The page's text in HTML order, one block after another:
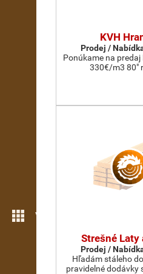
Více možností
KVH
Prodej /
Ponúkame na predaj
330€/m3 80"
Strešné Laty
Prodej /
Hľadám stáleho
pravidelné dodávky